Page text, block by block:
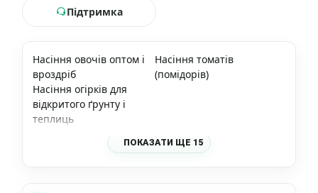
Підтримка
Насіння овочів оптом і
вроздріб
Насіння томатів
(помідорів)
Насіння огірків для
відкритого ґрунту і
теплиць
ПОКАЗАТИ ЩЕ 15